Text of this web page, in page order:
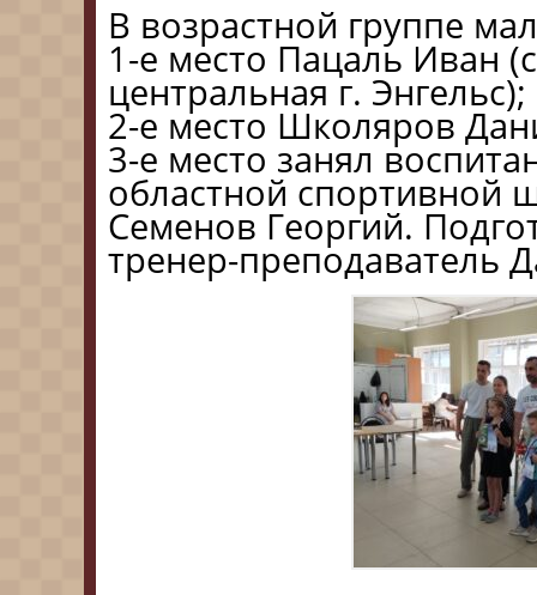
В возрастной группе
1-е место Пацаль Иван
центральная г. Энгельс);
2-е место Школяров
3-е место занял
областной спортивной
Семенов Георгий.
тренер-преподаватель